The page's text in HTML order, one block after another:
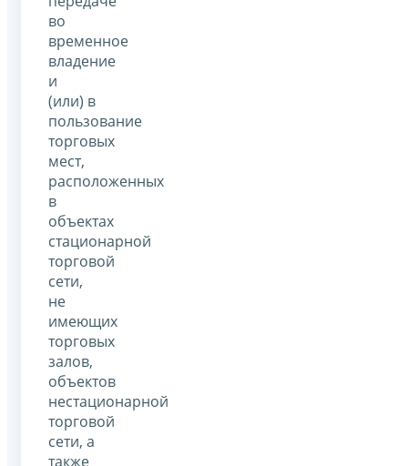
во
временное
владение
и
(или) в
пользование
торговых
мест,
расположенных
в
объектах
стационарной
торговой
сети,
не
имеющих
торговых
залов,
объектов
нестационарной
торговой
сети, а
также